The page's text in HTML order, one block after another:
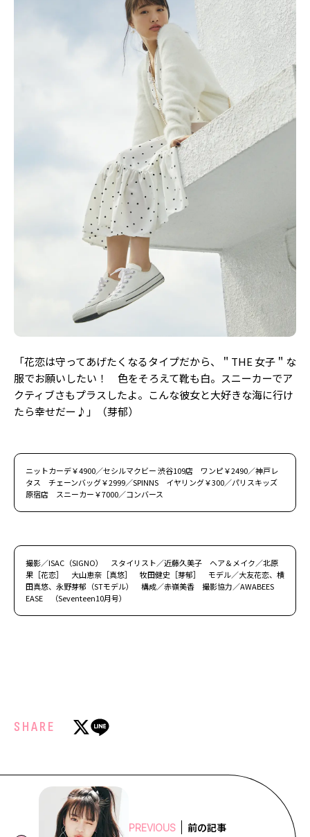
「花恋は守ってあげたくなるタイプだから、＂THE 女子＂な
服でお願いしたい！ 色をそろえて靴も白。スニーカーでア
クティブさもプラスしたよ。こんな彼女と大好きな海に行け
たら幸せだー♪」（芽郁）
ニットカーデ￥4900／セシルマクビー 渋谷109店 ワンピ￥2490／神戸レ
タス チェーンバッグ￥2999／SPINNS イヤリング￥300／パリスキッズ
原宿店 スニーカー￥7000／コンバース
撮影／ISAC（SIGNO） スタイリスト／近藤久美子 ヘア＆メイク／北原
果［花恋］ 大山恵奈［真悠］ 牧田健史［芽郁］ モデル／大友花恋、横
田真悠、永野芽郁（STモデル） 構成／赤嶺美香 撮影協力／AWABEES
EASE （Seventeen10月号）
SHARE
PREVIOUS 前の記事